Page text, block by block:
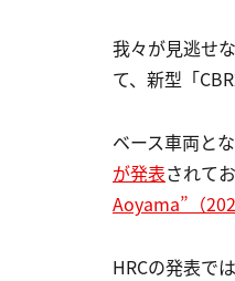
我々が見逃せ
て、新型「
ベース車両と
が発表されて
Aoyama”（
HRCの発表で